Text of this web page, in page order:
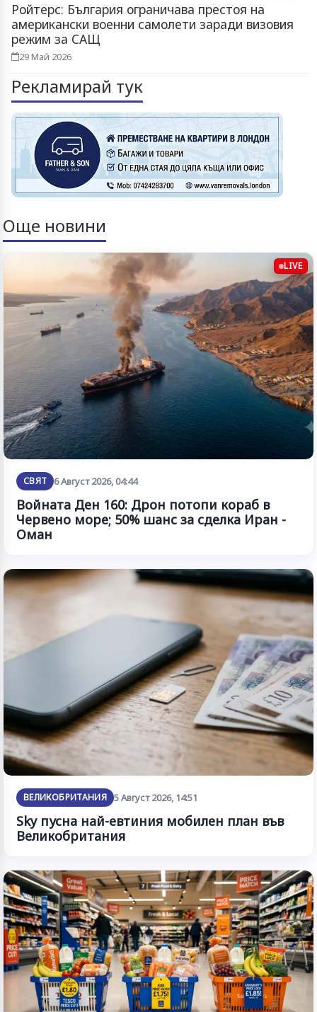
Ройтерс: България ограничава престоя на
американски военни самолети заради визовия
режим за САЩ
29 Май 2026
Рекламирай тук
Още новини
LIVE
СВЯТ 6 Август 2026, 04:44
Войната Ден 160: Дрон потопи кораб в
Червено море; 50% шанс за сделка Иран -
Оман
ВЕЛИКОБРИТАНИЯ 5 Август 2026, 14:51
Sky пусна най-евтиния мобилен план във
Великобритания